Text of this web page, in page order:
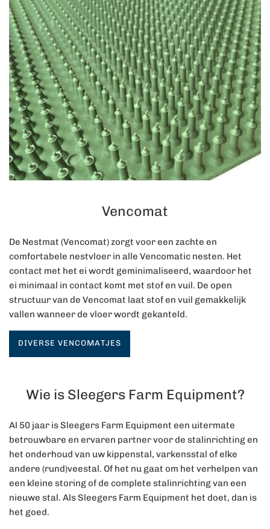
Vencomat
De Nestmat (Vencomat) zorgt voor een zachte en
comfortabele nestvloer in alle Vencomatic nesten. Het
contact met het ei wordt geminimaliseerd, waardoor het
ei minimaal in contact komt met stof en vuil. De open
structuur van de Vencomat laat stof en vuil gemakkelijk
vallen wanneer de vloer wordt gekanteld.
DIVERSE VENCOMATJES
Wie is Sleegers Farm Equipment?
Al 50 jaar is Sleegers Farm Equipment een uitermate
betrouwbare en ervaren partner voor de stalinrichting en
het onderhoud van uw kippenstal, varkensstal of elke
andere (rund)veestal. Of het nu gaat om het verhelpen van
een kleine storing of de complete stalinrichting van een
nieuwe stal. Als Sleegers Farm Equipment het doet, dan is
het goed.